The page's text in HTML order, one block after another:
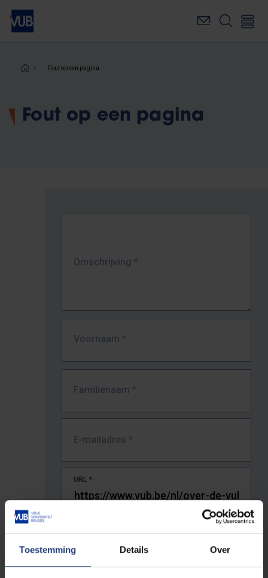
Toestemming Details Over
Overslaan
naar
inhoudKruimelpad
Fout op een pagina
Fout op een pagina
Omschrijving *
Voornaam *
Familienaam *
E-mailadres *
URL *
De volledige URL van de pagina waar je de fout zag.